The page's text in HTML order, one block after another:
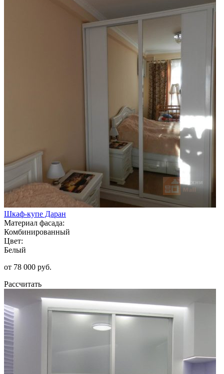
Шкаф-купе Даран
Материал фасада:
Комбинированный
Цвет:
Белый
от 78 000 руб.
Рассчитать